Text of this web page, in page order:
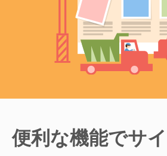
便利な機能でサ